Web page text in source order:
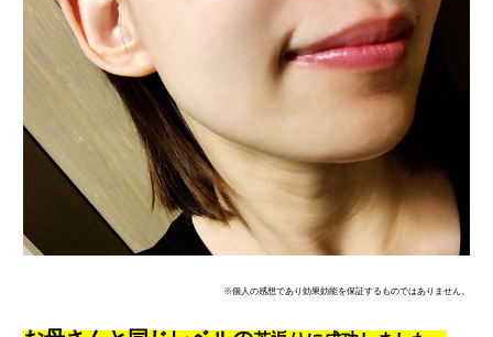
※個人の感想であり効果効能を保証するものではありません。